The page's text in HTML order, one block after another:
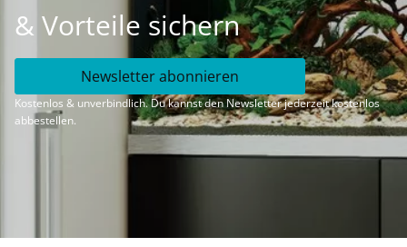
& Vorteile sichern
Newsletter abonnieren
Kostenlos & unverbindlich. Du kannst den Newsletter jederzeit kostenlos
abbestellen.